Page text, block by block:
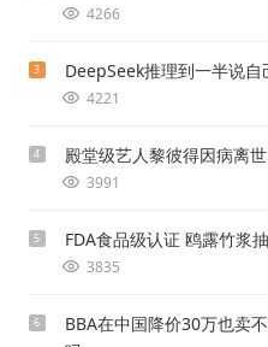
4266
3 DeepSeek推理到一半说
4221
4 殿堂级艺人黎彼得因病离
3991
5 FDA食品级认证 鸥露竹浆
3835
6
BBA在中国降价30万也卖